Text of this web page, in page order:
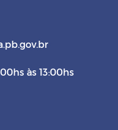
às 13:00hs